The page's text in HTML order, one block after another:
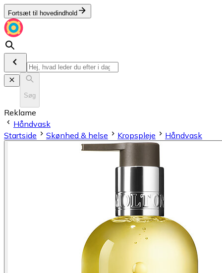
Fortsæt til hovedindhold
Søg
Reklame
Håndvask
Startside
Skønhed & helse Kropspleje Håndvask